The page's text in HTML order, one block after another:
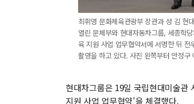
최휘영 문화체육관광부 장관과 성 김 현
열린 문체부와 현대자동차그룹, 세종학
육 지원 사업 업무협약서에 서명한 뒤
촬영을 하고 있다. 사진 왼쪽부터 안정
현대차그룹은 19일 국립현대미술
지원 사업 업무협약'을 체결했다.